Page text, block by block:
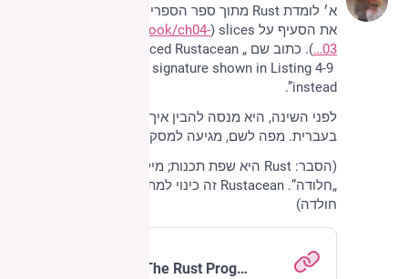
את הסעיף על slices‏ (
doc.rust-lang.org/book/ch04-
03
). כתוב שם „A more experienced Rustacean
would write the signature shown in Listing 4-9
instead”.
בעברית. מפה לשם, מגיעה למסקנה: „חולדה”! 🐀
חולדה)
The Slice Type - The Rust Programming Language